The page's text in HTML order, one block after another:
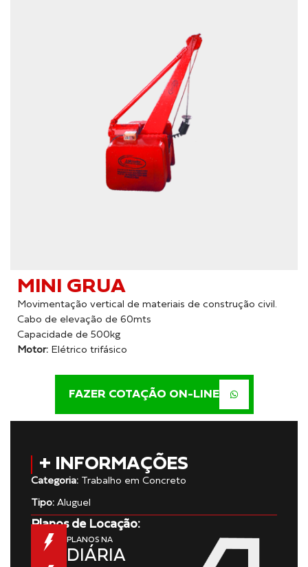
MINI GRUA
Movimentação vertical de materiais de construção civil.
Cabo de elevação de 60mts
Capacidade de 500kg
Motor: Elétrico trifásico
FAZER COTAÇÃO ON-LINE
+ INFORMAÇÕES
Categoria: Trabalho em Concreto
Tipo: Aluguel
Planos de Locação:
PLANOS NA
DIÁRIA